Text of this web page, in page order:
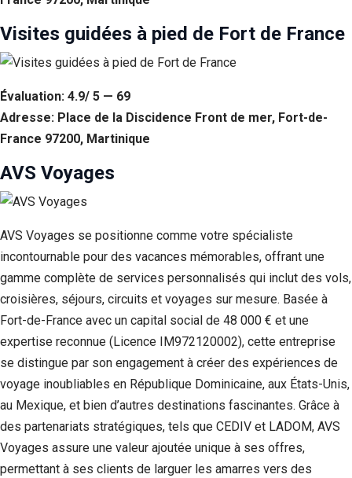
Visites guidées à pied de Fort de France
Évaluation: 4.9/ 5 — 69
Adresse: Place de la Discidence Front de mer, Fort-de-
France 97200, Martinique
AVS Voyages
AVS Voyages se positionne comme votre spécialiste
incontournable pour des vacances mémorables, offrant une
gamme complète de services personnalisés qui inclut des vols,
croisières, séjours, circuits et voyages sur mesure. Basée à
Fort-de-France avec un capital social de 48 000 € et une
expertise reconnue (Licence IM972120002), cette entreprise
se distingue par son engagement à créer des expériences de
voyage inoubliables en République Dominicaine, aux États-Unis,
au Mexique, et bien d’autres destinations fascinantes. Grâce à
des partenariats stratégiques, tels que CEDIV et LADOM, AVS
Voyages assure une valeur ajoutée unique à ses offres,
permettant à ses clients de larguer les amarres vers des